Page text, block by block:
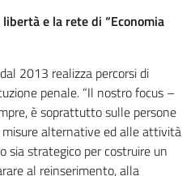
e la rete di “Economia
2013 realizza percorsi di
penale. “Il nostro focus –
è soprattutto sulle persone
misure alternative ed alle attività
sia strategico per costruire un
al reinserimento, alla